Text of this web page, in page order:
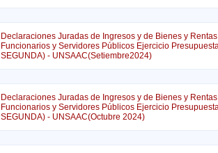
Declaraciones Juradas de Ingresos y de Bienes y
Funcionarios y Servidores Públicos Ejercicio
SEGUNDA) - UNSAAC(Setiembre2024)
Declaraciones Juradas de Ingresos y de Bienes y
Funcionarios y Servidores Públicos Ejercicio
SEGUNDA) - UNSAAC(Octubre 2024)